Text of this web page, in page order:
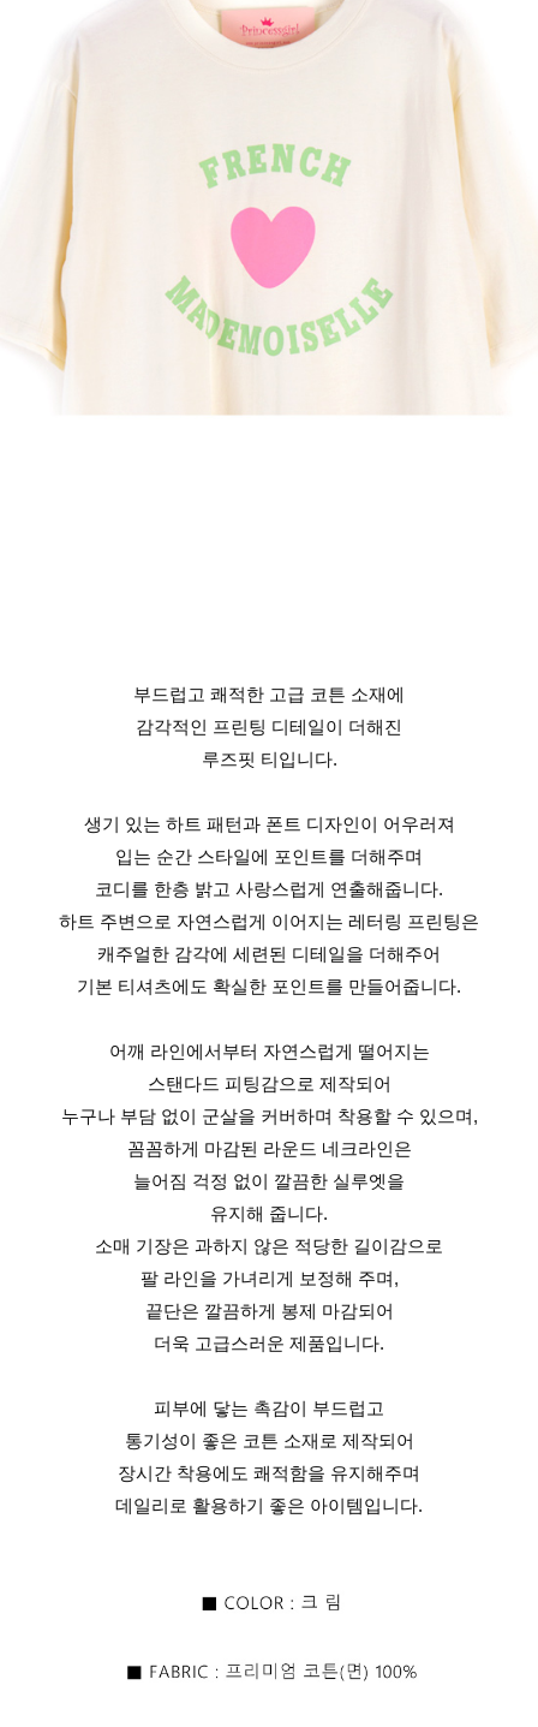
부드럽고 쾌적한 고급 코튼 소재에
감각적인 프린팅 디테일이 더해진
루즈핏 티입니다.
생기 있는 하트 패턴과 폰트 디자인이 어우러져
입는 순간 스타일에 포인트를 더해주며
코디를 한층 밝고 사랑스럽게 연출해줍니다.
하트 주변으로 자연스럽게 이어지는 레터링 프린팅은
캐주얼한 감각에 세련된 디테일을 더해주어
기본 티셔츠에도 확실한 포인트를 만들어줍니다.
어깨 라인에서부터 자연스럽게 떨어지는
스탠다드 피팅감으로 제작되어
누구나 부담 없이 군살을 커버하며 착용할 수 있으며,
꼼꼼하게 마감된 라운드 네크라인은
늘어짐 걱정 없이 깔끔한 실루엣을
유지해 줍니다.
소매 기장은 과하지 않은 적당한 길이감으로
팔 라인을 가녀리게 보정해 주며,
끝단은 깔끔하게 봉제 마감되어
더욱 고급스러운 제품입니다.
피부에 닿는 촉감이 부드럽고
통기성이 좋은 코튼 소재로 제작되어
장시간 착용에도 쾌적함을 유지해주며